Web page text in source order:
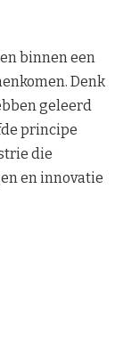
binnen een
Denk
geleerd
principe
die
en innovatie